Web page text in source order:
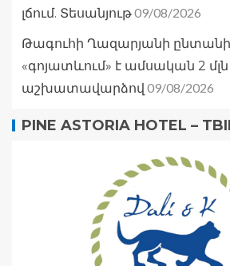
լճում. Տեսանյութ09/08/2026
Թագուհի Ղազարյանի
«գոյատևում» է ամսական 2
աշխատավարձով 09/08/2026
PINE ASTORIA HOTEL –